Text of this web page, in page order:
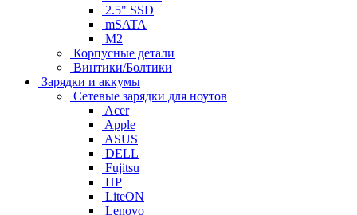
2.5" SSD
mSATA
M2
Корпусные детали
Винтики/Болтики
Зарядки и аккумы
Сетевые зарядки для ноутов
Acer
Apple
ASUS
DELL
Fujitsu
HP
LiteON
Lenovo